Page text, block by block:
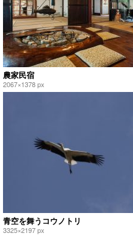
農家民宿
2067×1378 px
青空を舞うコウノトリ
3325×2197 px